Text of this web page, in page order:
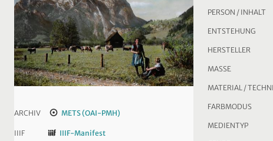
ARCHIV METS (OAI-PMH)
IIIF IIIF-Manifest
PERSON / INHALT
ENTSTEHUNG
HERSTELLER
MASSE
MATERIAL /
FARBMODUS
MEDIENTYP